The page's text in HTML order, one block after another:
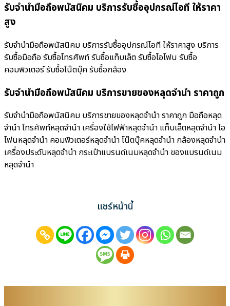
รับจำนำมือถือพนัสนิคม บริการรับซื้ออุปกรณ์ไอที ให้ราคา
สูง
รับจำนำมือถือพนัสนิคม บริการรับซื้ออุปกรณ์ไอที ให้ราคาสูง บริการ
รับซื้อมือถือ รับซื้อโทรศัพท์ รับซื้อแท็บเล็ต รับซื้อไอโฟน รับซื้อ
คอมพิวเตอร์ รับซื้อโน๊ตบุ๊ค รับซื้อกล้อง
รับจำนำมือถือพนัสนิคม บริการขายของหลุดจำนำ ราคาถูก
รับจำนำมือถือพนัสนิคม บริการขายของหลุดจำนำ ราคาถูก มือถือหลุด
จำนำ โทรศัพท์หลุดจำนำ เครื่องใช้ไฟฟ้าหลุดจำนำ แท็บเล็ตหลุดจำนำ ไอ
โฟนหลุดจำนำ คอมพิวเตอร์หลุดจำนำ โน๊ตบุ๊คหลุดจำนำ กล้องหลุดจำนำ
เครื่องประดับหลุดจำนำ กระเป๋าแบรนด์เนมหลุดจำนำ ของแบรนด์เนม
หลุดจำนำ
แชร์หน้านี้